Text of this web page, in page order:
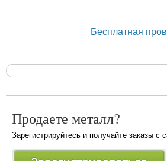
Бесплатная
Продаете металл?
Зарегистрируйтесь и получайте заказы с